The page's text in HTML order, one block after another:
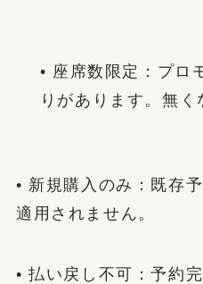
• 座席数限定：プロ
りがあります。無く
• 新規購入のみ：既存
適用されません。
• 払い戻し不可：予約